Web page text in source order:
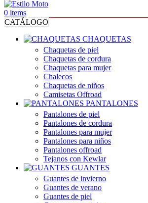
0 items
CATÁLOGO
CHAQUETAS
Chaquetas de piel
Chaquetas de cordura
Chaquetas para mujer
Chalecos
Chaquetas de niños
Camisetas Offroad
PANTALONES
Pantalones de piel
Pantalones de cordura
Pantalones para mujer
Pantalones para niños
Pantalones offroad
Tejanos con Kewlar
GUANTES
Guantes de invierno
Guantes de verano
Guantes de piel